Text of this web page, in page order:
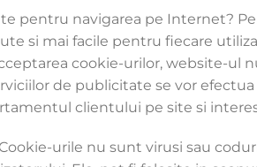
pentru navigarea pe Internet?
si mai facile pentru fiecare
cookie-urilor, website-
de publicitate se vor
clientului pe site si
urile nu sunt virusi sau